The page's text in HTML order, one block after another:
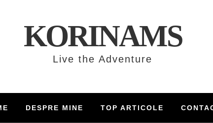
KORINAMS
Live the Adventure
DESPRE MINE TOP ARTICOLE